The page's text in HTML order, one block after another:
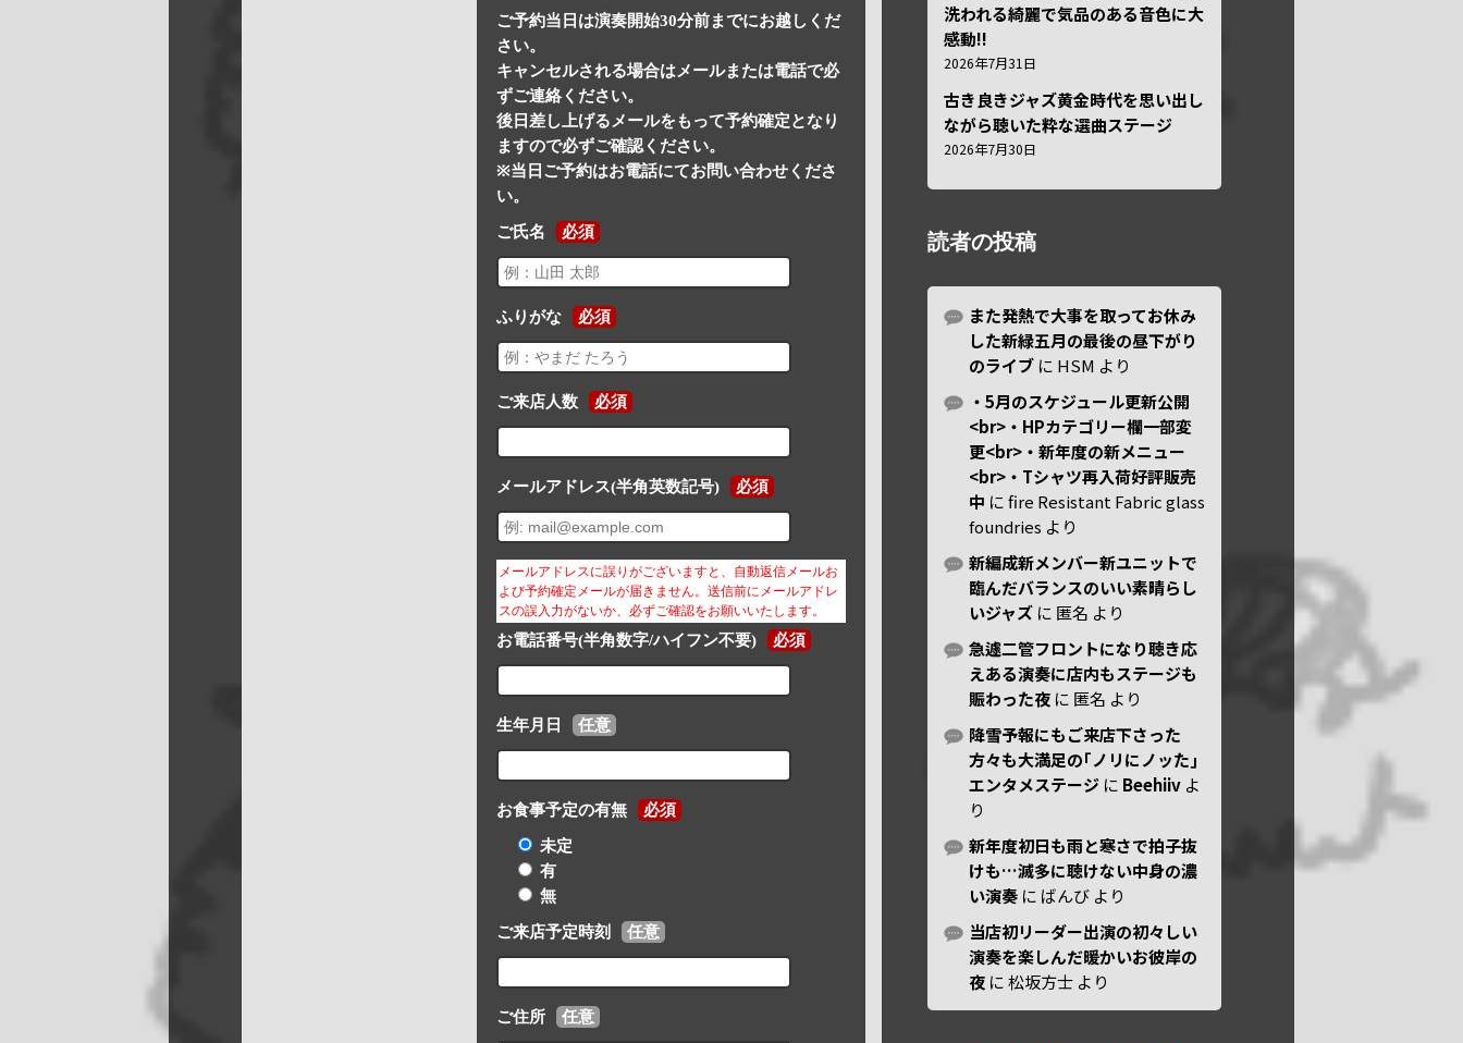
ご予約当日は演奏開始30分前までにお越しくだ
さい。
キャンセルされる場合はメールまたは電話で必
ずご連絡ください。
後日差し上げるメールをもって予約確定となり
ますので必ずご確認ください。
※当日ご予約はお電話にてお問い合わせくださ
い。
ご氏名 必須
ふりがな 必須
ご来店人数 必須
メールアドレス(半角英数記号) 必須
メールアドレスに誤りがございますと、自動返信メールお
よび予約確定メールが届きません。送信前にメールアドレ
スの誤入力がないか、必ずご確認をお願いいたします。
お電話番号(半角数字/ハイフン不要) 必須
生年月日 任意
お食事予定の有無 必須
未定
有
無
ご来店予定時刻 任意
ご住所 任意
洗われる綺麗で気品のある音色に大
感動!!
2026年7月31日
古き良きジャズ黄金時代を思い出し
ながら聴いた粋な選曲ステージ
2026年7月30日
読者の投稿
また発熱で大事を取ってお休み
した新緑五月の最後の昼下がり
のライブ に HSM より
・5月のスケジュール更新公開
<br>・HPカテゴリー欄一部変
更<br>・新年度の新メニュー
<br>・Tシャツ再入荷好評販売
中 にfire Resistant Fabric glass
foundries より
新編成新メンバー新ユニットで
臨んだバランスのいい素晴らし
いジャズ に 匿名 より
急遽二管フロントになり聴き応
えある演奏に店内もステージも
賑わった夜 に 匿名 より
降雪予報にもご来店下さった
方々も大満足の｢ノリにノッた｣
エンタメステージ に Beehiiv よ
り
新年度初日も雨と寒さで拍子抜
けも…滅多に聴けない中身の濃
い演奏 に ばんび より
当店初リーダー出演の初々しい
演奏を楽しんだ暖かいお彼岸の
夜 に松坂方士 より